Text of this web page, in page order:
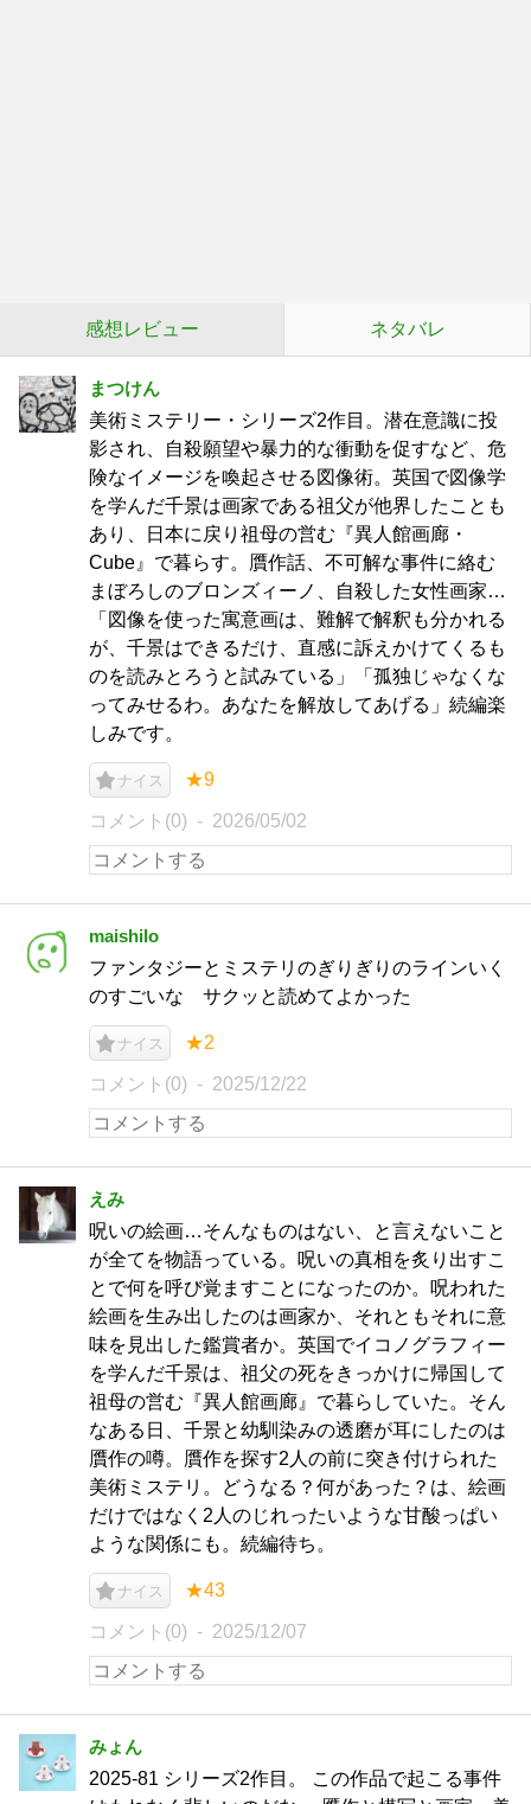
感想レビュー ネタバレ
まつけん
美術ミステリー・シリーズ2作目。潜在意識に投
影され、自殺願望や暴力的な衝動を促すなど、危
険なイメージを喚起させる図像術。英国で図像学
を学んだ千景は画家である祖父が他界したことも
あり、日本に戻り祖母の営む『異人館画廊・
Cube』で暮らす。贋作話、不可解な事件に絡む
まぼろしのブロンズィーノ、自殺した女性画家…
「図像を使った寓意画は、難解で解釈も分かれる
が、千景はできるだけ、直感に訴えかけてくるも
のを読みとろうと試みている」「孤独じゃなくな
ってみせるわ。あなたを解放してあげる」続編楽
しみです。
ナイス ★9
コメント(0) 2026/05/02
maishilo
ファンタジーとミステリのぎりぎりのラインいく
のすごいな サクッと読めてよかった
ナイス ★2
コメント(0) 2025/12/22
えみ
呪いの絵画…そんなものはない、と言えないこと
が全てを物語っている。呪いの真相を炙り出すこ
とで何を呼び覚ますことになったのか。呪われた
絵画を生み出したのは画家か、それともそれに意
味を見出した鑑賞者か。英国でイコノグラフィー
を学んだ千景は、祖父の死をきっかけに帰国して
祖母の営む『異人館画廊』で暮らしていた。そん
なある日、千景と幼馴染みの透磨が耳にしたのは
贋作の噂。贋作を探す2人の前に突き付けられた
美術ミステリ。どうなる？何があった？は、絵画
だけではなく2人のじれったいような甘酸っぱい
ような関係にも。続編待ち。
ナイス ★43
コメント(0) 2025/12/07
みょん
2025-81 シリーズ2作目。 この作品で起こる事件